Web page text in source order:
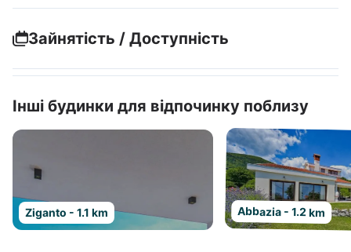
Зайнятість / Доступність
Інші будинки для відпочинку поблизу
Ziganto - 1.1 km Abbazia - 1.2 km